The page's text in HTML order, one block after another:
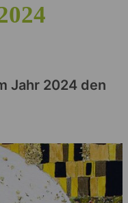
Jahr 2024 den